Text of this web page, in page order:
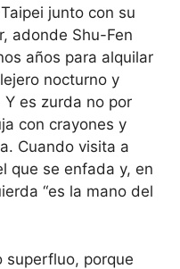
junto con su
adonde Shu-Fen
años para alquilar
nocturno y
es zurda no por
con crayones y
Cuando visita a
que se enfada y, en
“es la mano del
superfluo, porque